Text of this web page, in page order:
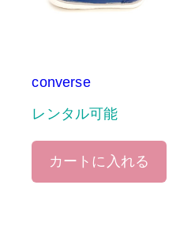
converse
レンタル可能
カートに入れる